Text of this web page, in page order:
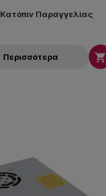
Κατόπιν Παραγγελίας
Περισσότερα 